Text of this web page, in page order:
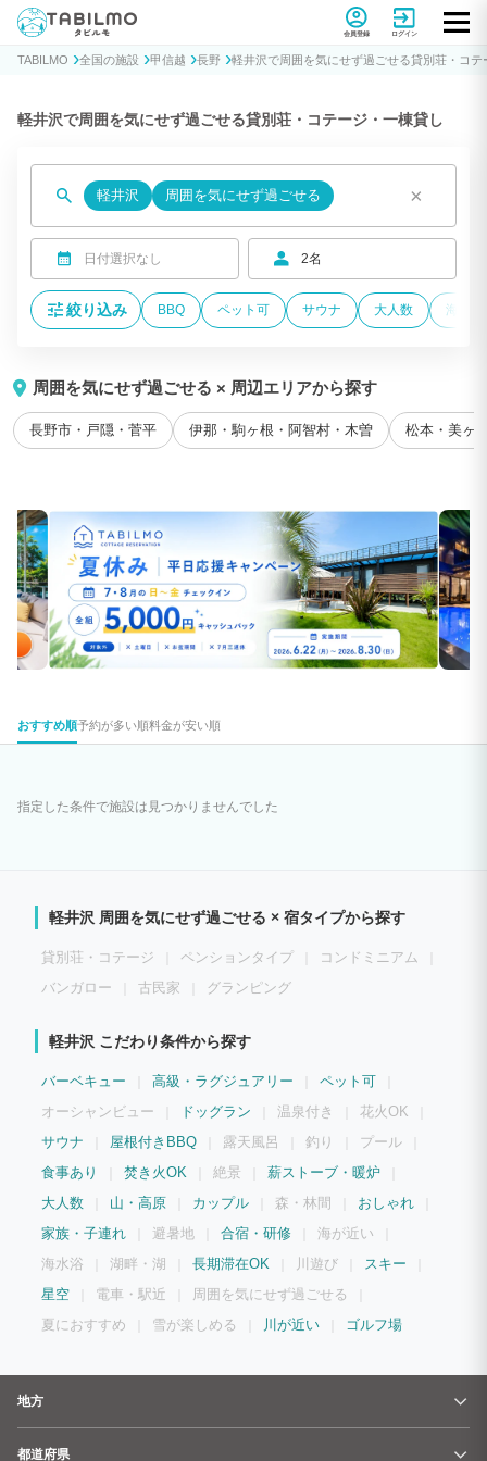
貸別荘コテージ・一棟貸し宿泊予約サイトTABILMO(タビルモ)
会員登録 ログイン
TABILMO 全国の施設 甲信越 長野 軽井沢で周囲を気にせず過ごせる貸別荘・コテ
軽井沢で周囲を気にせず過ごせる貸別荘・コテージ・一棟貸し
軽井沢 周囲を気にせず過ごせる ×
日付選択なし 2名
絞り込み BBQ ペット可 サウナ 大人数 海が
周囲を気にせず過ごせる × 周辺エリアから探す
長野市・戸隠・菅平 伊那・駒ヶ根・阿智村・木曽 松本・美ヶ
おすすめ順予約が多い順料金が安い順
指定した条件で施設は見つかりませんでした
軽井沢 周囲を気にせず過ごせる × 宿タイプから探す
貸別荘・コテージ ペンションタイプ
コンドミニアム
バンガロー
古民家 グランピング
軽井沢 こだわり条件から探す
バーベキュー 高級・ラグジュアリー
ペット可
オーシャンビュー
ドッグラン 温泉付き
花火OK
サウナ
屋根付きBBQ 露天風呂 釣り
プール
食事あり
焚き火OK 絶景
薪ストーブ・暖炉
大人数
山・高原 カップル 森・林間
おしゃれ
家族・子連れ
避暑地 合宿・研修
海が近い
海水浴
湖畔・湖 長期滞在OK 川遊び
スキー
星空
電車・駅近
周囲を気にせず過ごせる
夏におすすめ
雪が楽しめる 川が近い ゴルフ場
地方
都道府県